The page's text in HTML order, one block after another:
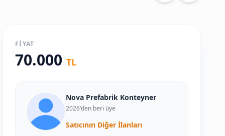
FIYAT
70.000TL
Nova Prefabrik Konteyner
2026'den beri üye
Satıcının Diğer İlanları